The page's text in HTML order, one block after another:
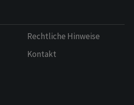
Rechtliche Hinweise
Kontakt